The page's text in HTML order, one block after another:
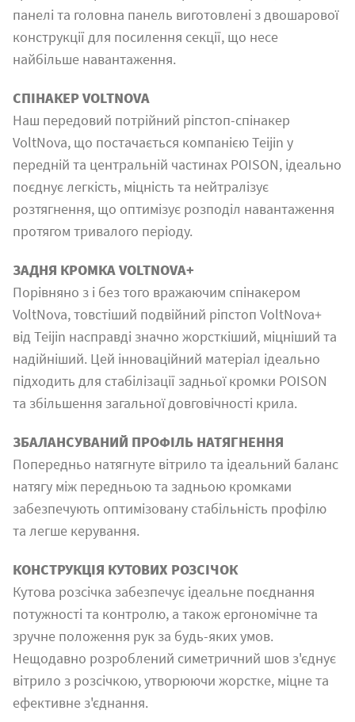
панелі та головна панель виготовлені з двошарової
конструкції для посилення секції, що несе
найбільше навантаження.
СПІНАКЕР VOLTNOVA
Наш передовий потрійний ріпстоп-спінакер
VoltNova, що постачається компанією Teijin у
передній та центральній частинах POISON, ідеально
поєднує легкість, міцність та нейтралізує
розтягнення, що оптимізує розподіл навантаження
протягом тривалого періоду.
ЗАДНЯ КРОМКА VOLTNOVA+
Порівняно з і без того вражаючим спінакером
VoltNova, товстіший подвійний ріпстоп VoltNova+
від Teijin насправді значно жорсткіший, міцніший та
надійніший. Цей інноваційний матеріал ідеально
підходить для стабілізації задньої кромки POISON
та збільшення загальної довговічності крила.
ЗБАЛАНСУВАНИЙ ПРОФІЛЬ НАТЯГНЕННЯ
Попередньо натягнуте вітрило та ідеальний баланс
натягу між передньою та задньою кромками
забезпечують оптимізовану стабільність профілю
та легше керування.
КОНСТРУКЦІЯ КУТОВИХ РОЗСІЧОК
Кутова розсічка забезпечує ідеальне поєднання
потужності та контролю, а також ергономічне та
зручне положення рук за будь-яких умов.
Нещодавно розроблений симетричний шов з'єднує
вітрило з розсічкою, утворюючи жорстке, міцне та
ефективне з'єднання.